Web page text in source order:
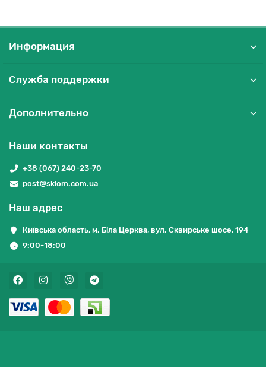
Информация
Служба поддержки
Дополнительно
Наши контакты
+38 (067) 240-23-70
post@sklom.com.ua
Наш адрес
Київська область, м. Біла Церква, вул. Сквирське шосе, 194
9:00-18:00